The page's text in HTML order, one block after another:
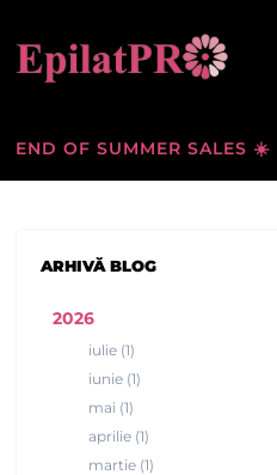
END OF SUMMER SALES ☀️
ARHIVĂ BLOG
2026
iulie (1)
iunie (1)
mai (1)
aprilie (1)
martie (1)